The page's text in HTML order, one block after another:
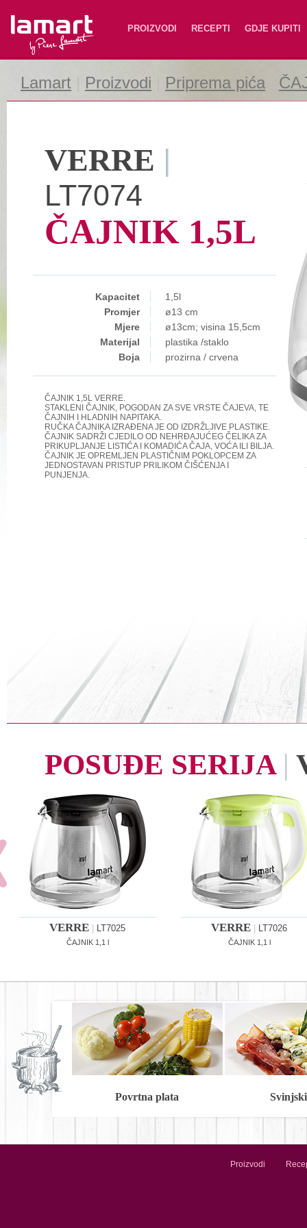
Lamart PROIZVODI RECEPTI GDJE KUPITI
Lamart Proizvodi Priprema pića
VERRE |
LT7074
ČAJNIK 1,5L
Kapacitet
1,5l
Promjer
ø13 cm
Mjere
ø13cm; visina 15,5cm
Materijal
plastika /staklo
Boja
prozirna / crvena
ČAJNIK 1,5L VERRE.
STAKLENI ČAJNIK, POGODAN ZA SVE VRSTE ČAJEVA, TE
ČAJNIH I HLADNIH NAPITAKA.
RUČKA ČAJNIKA IZRAĐENA JE OD IZDRŽLJIVE PLASTIKE.
ČAJNIK SADRŽI CJEDILO OD NEHRĐAJUĆEG ČELIKA ZA
PRIKUPLJANJE LISTIĆA I KOMADIĆA ČAJA, VOĆA ILI BILJA.
ČAJNIK JE OPREMLJEN PLASTIČNIM POKLOPCEM ZA
JEDNOSTAVAN PRISTUP PRILIKOM ČIŠĆENJA I
PUNJENJA.
POSUĐE SERIJA |
VERRE LT7025
ČAJNIK 1,1 l
VERRE LT7026
ČAJNIK 1,1 l
Povrtna plata
Proizvodi